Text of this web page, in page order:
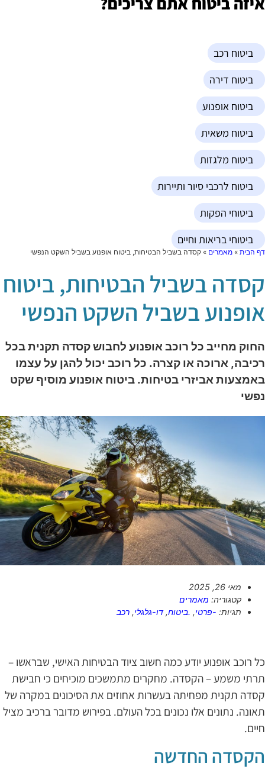
ביטוח רכב
ביטוח דירה
ביטוח אופנוע
ביטוח משאית
ביטוח מלגזות
ביטוח לרכבי סיור ותיירות
ביטוחי הפקות
ביטוחי בריאות וחיים
הבית»מאמרים»קסדה בשביל הבטיחות, ביטוח אופנוע בשביל השקט הנפשי
בשביל הבטיחות, ביטוח
בשביל השקט הנפשי
מחייב כל רוכב אופנוע לחבוש קסדה תקנית בכל
ארוכה או קצרה. כל רוכב יכול להגן על עצמו
אביזרי בטיחות. ביטוח אופנוע מוסיף שקט
מאי 26, 2025
קטגוריה: מאמרים
תגיות: -פרטי, .ביטוח, דו-גלגלי, רכב
רוכב אופנוע יודע כמה חשוב ציוד הבטיחות האישי, שבראשו –
משמע – הקסדה. מחקרים מתמשכים מוכיחים כי חבישת
תקנית מפחיתה בעשרות אחוזים את הסיכונים במקרה של
נתונים אלו נכונים בכל העולם. בפירוש מדובר ברכיב מציל
החדשה